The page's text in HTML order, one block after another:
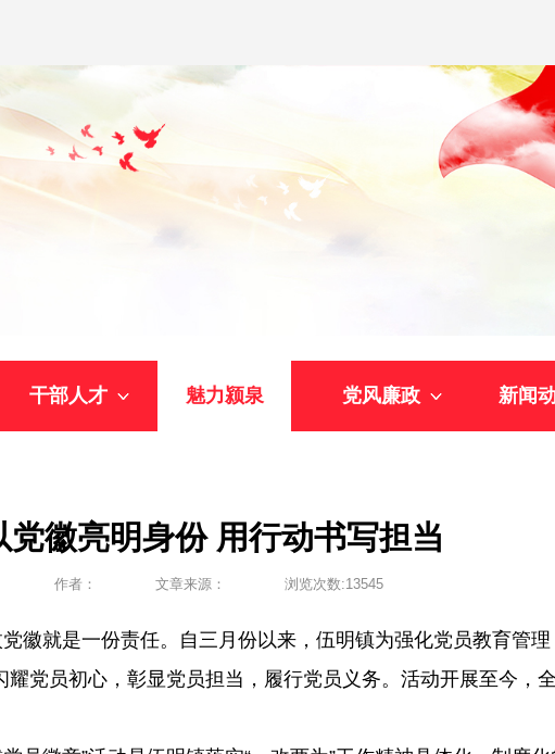
干部人才 魅力颍泉 党风廉政 新闻
党徽亮明身份 用行动书写担当
作者： 文章来源： 浏览次数:13545
徽就是一份责任。自三月份以来，伍明镇为强化党员教育管
党员初心，彰显党员担当，履行党员义务。活动开展至今，